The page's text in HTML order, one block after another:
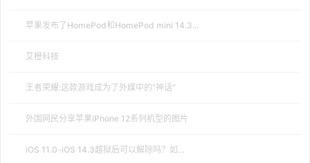
苹果发布了HomePod和HomePod mini 14.3...
艾橙科技
王者荣耀:这款游戏成为了外媒中的“神话”
外国网民分享苹果iPhone 12系列机型的图片
iOS 11.0-iOS 14.3越狱后可以解除吗？如...